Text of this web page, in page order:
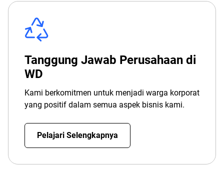
Tanggung Jawab Perusahaan di
WD
Kami berkomitmen untuk menjadi warga korporat
yang positif dalam semua aspek bisnis kami.
Pelajari Selengkapnya